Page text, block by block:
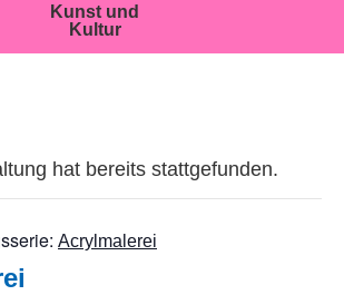
Kunst und
Kultur
hat bereits stattgefunden.
Acrylmalerei